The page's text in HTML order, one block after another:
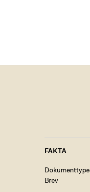
FAKTA
Dokumenttype
Brev